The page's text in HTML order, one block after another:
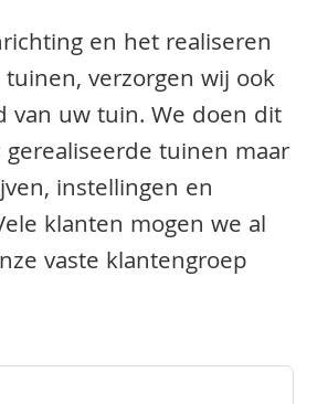
en het realiseren
verzorgen wij ook
van uw tuin. We doen dit
tuinen maar
instellingen en
klanten mogen we al
vaste klantengroep